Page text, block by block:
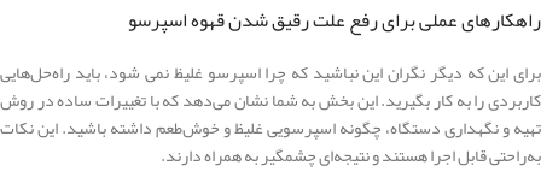
راهکارهای عملی برای رفع علت رقیق شدن قهوه اسپرسو
برای این که دیگر نگران این نباشید که چرا اسپرسو غلیظ نمی ‌شود، باید راه‌حل‌هایی
کاربردی را به کار بگیرید. این بخش به شما نشان می‌دهد که با تغییرات ساده در روش
تهیه و نگهداری دستگاه، چگونه اسپرسویی غلیظ و خوش‌طعم داشته باشید. این نکات
به‌راحتی قابل اجرا هستند و نتیجه‌ای چشمگیر به همراه دارند.